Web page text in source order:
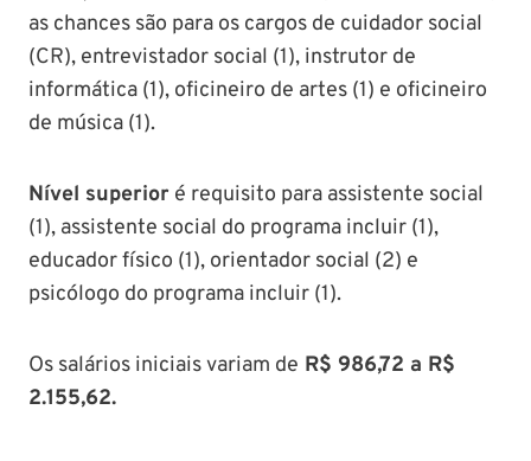
as chances são para os cargos de cuidador social
(CR), entrevistador social (1), instrutor de
informática (1), oficineiro de artes (1) e oficineiro
de música (1).
Nível superior é requisito para assistente social
(1), assistente social do programa incluir (1),
educador físico (1), orientador social (2) e
psicólogo do programa incluir (1).
Os salários iniciais variam de R$ 986,72 a R$
2.155,62.